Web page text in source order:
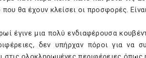
θα έχουν κλείσει οι προσφορές.
έγινε μια πολύ ενδιαφέρουσα
δεν υπήρχαν πόροι για να